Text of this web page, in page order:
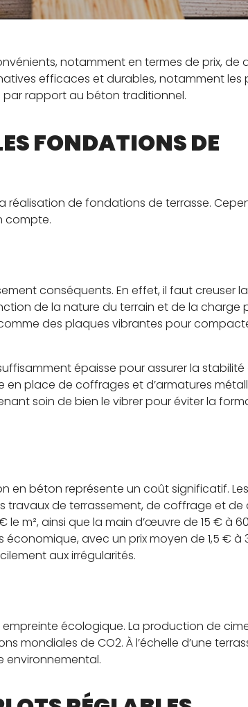
notamment en termes de prix, de
efficaces et durables, notamment les
rapport au béton traditionnel.
FONDATIONS DE
réalisation de fondations de terrasse.
compte.
conséquents. En effet, il faut creuser
de la nature du terrain et de la charge
des plaques vibrantes pour
épaisse pour assurer la stabilité
place de coffrages et d’armatures
soin de bien le vibrer pour éviter la
en béton représente un coût significatif. Les
de terrassement, de coffrage et de
m², ainsi que la main d’œuvre de 15 € à
avec un prix moyen de 1,5 € à
aux irrégularités.
écologique. La production de
mondiales de CO2. À l’échelle d’une
environnemental.